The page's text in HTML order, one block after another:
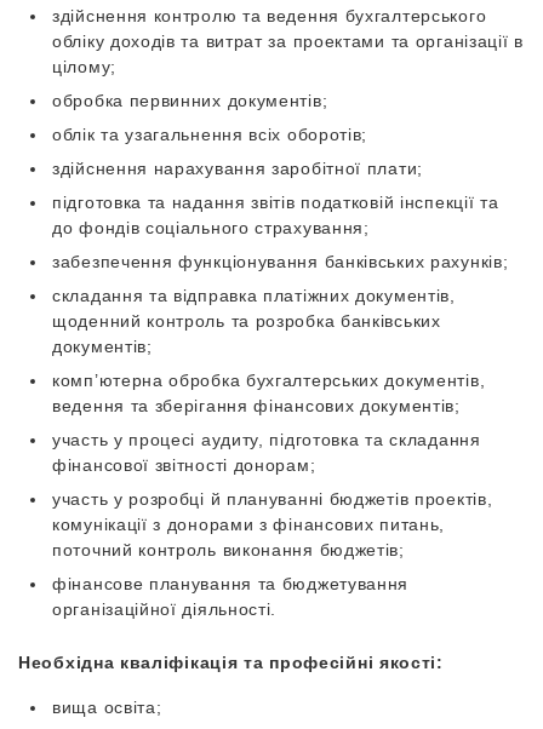
здійснення контролю та ведення бухгалтерського
обліку доходів та витрат за проектами та організації в
цілому;
обробка первинних документів;
облік та узагальнення всіх оборотів;
здійснення нарахування заробітної плати;
підготовка та надання звітів податковій інспекції та
до фондів соціального страхування;
забезпечення функціонування банківських рахунків;
складання та відправка платіжних документів,
щоденний контроль та розробка банківських
документів;
комп’ютерна обробка бухгалтерських документів,
ведення та зберігання фінансових документів;
участь у процесі аудиту, підготовка та складання
фінансової звітності донорам;
участь у розробці й плануванні бюджетів проектів,
комунікації з донорами з фінансових питань,
поточний контроль виконання бюджетів;
фінансове планування та бюджетування
організаційної діяльності.
Необхідна кваліфікація та професійні якості:
вища освіта;